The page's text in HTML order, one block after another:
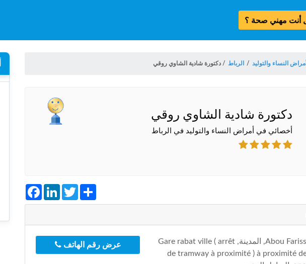
أنت مهني صحة ؟
النساء والتوليد / الرباط / دكتورة شادية الشاوي روقي
دكتورة شادية الشاوي روقي
أخصائي في أمراض النساء والتوليد في الرباط
FacebookLinkedInTwitterShare
36 Abou Fariss Al Marini, Appt. 1, المدينة, Gare rabat ville ( arrêt
de tramway à proximité ) à proximité
عرض رقم الهاتف